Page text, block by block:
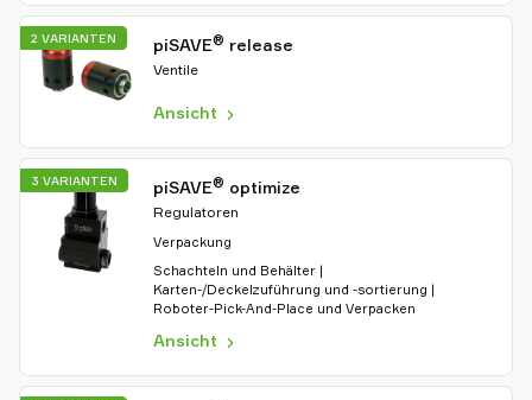
piSAVE® release
Ventile
Ansicht
2 VARIANTEN
piSAVE® optimize
Regulatoren
Verpackung
Schachteln und Behälter |
Karten-/Deckelzuführung und -sortierung |
Roboter-Pick-And-Place und Verpacken
Ansicht
3 VARIANTEN